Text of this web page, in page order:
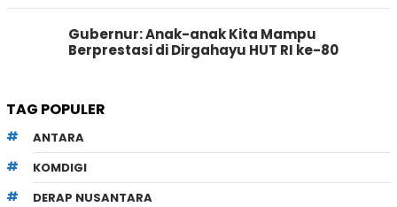
Gubernur: Anak-anak Kita Mampu
Berprestasi di Dirgahayu HUT RI ke-80
TAG POPULER
ANTARA
KOMDIGI
DERAP NUSANTARA